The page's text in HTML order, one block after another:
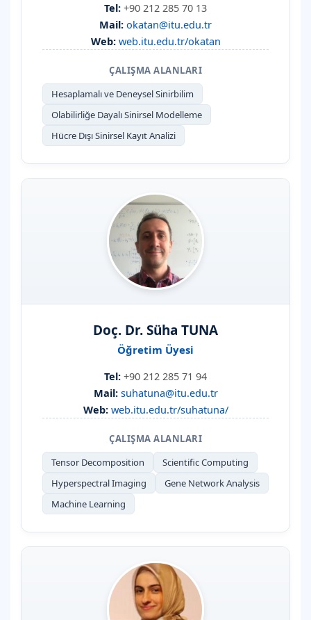
Tel: +90 212 285 70 13
Mail: okatan@itu.edu.tr
Web: web.itu.edu.tr/okatan
ÇALIŞMA ALANLARI
Hesaplamalı ve Deneysel Sinirbilim
Olabilirliğe Dayalı Sinirsel Modelleme
Hücre Dışı Sinirsel Kayıt Analizi
Doç. Dr. Süha TUNA
Öğretim Üyesi
Tel: +90 212 285 71 94
Mail: suhatuna@itu.edu.tr
Web: web.itu.edu.tr/suhatuna/
ÇALIŞMA ALANLARI
Tensor Decomposition
Scientific Computing
Hyperspectral Imaging
Gene Network Analysis
Machine Learning